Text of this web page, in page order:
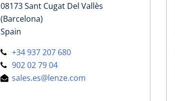
08173 Sant Cugat Del Vallès
(Barcelona)
Spain
+34 937 207 680
902 02 79 04
sales.es@lenze.com